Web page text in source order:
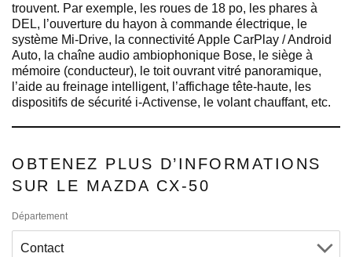
trouvent. Par exemple, les roues de 18 po, les phares à
DEL, l’ouverture du hayon à commande électrique, le
système Mi-Drive, la connectivité Apple CarPlay / Android
Auto, la chaîne audio ambiophonique Bose, le siège à
mémoire (conducteur), le toit ouvrant vitré panoramique,
l’aide au freinage intelligent, l’affichage tête-haute, les
dispositifs de sécurité i-Activense, le volant chauffant, etc.
OBTENEZ PLUS D’INFORMATIONS
SUR LE MAZDA CX-50
Département